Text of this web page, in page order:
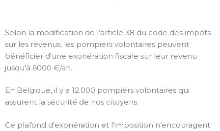
Selon la modification de l’article 38 du code des impôts
sur les revenus, les pompiers volontaires peuvent
bénéficier d’une exonération fiscale sur leur revenu
jusqu’à 6000 €/an.
En Belgique, il y a 12.000 pompiers volontaires qui
assurent la sécurité de nos citoyens.
Ce plafond d’exonération et l’imposition n’encouragent